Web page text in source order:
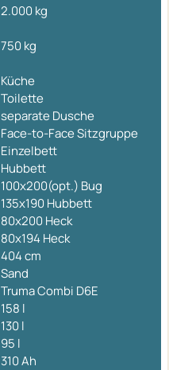
2.000 kg
750 kg
Küche
Toilette
separate Dusche
Face-to-Face Sitzgruppe
Einzelbett
Hubbett
100x200(opt.) Bug
135x190 Hubbett
80x200 Heck
80x194 Heck
404 cm
Sand
Truma Combi D6E
158 l
130 l
95 l
310 Ah